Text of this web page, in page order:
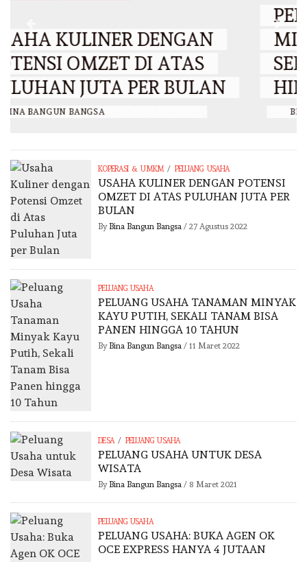
PELUANG USAHA TANAMAN
MINYAK KAYU PUTIH,
SEKALI TANAM BISA PANEN
HINGGA 10 TAHUN
BY BINA BANGUN BANGSA
KOPERASI & UMKM / PELUANG USAHA
USAHA KULINER DENGAN POTENSI
OMZET DI ATAS PULUHAN JUTA PER
BULAN
By Bina Bangun Bangsa/ 27 Agustus 2022
PELUANG USAHA
PELUANG USAHA TANAMAN MINYAK
KAYU PUTIH, SEKALI TANAM BISA
PANEN HINGGA 10 TAHUN
By Bina Bangun Bangsa/ 11 Maret 2022
DESA / PELUANG USAHA
PELUANG USAHA UNTUK DESA
WISATA
By Bina Bangun Bangsa/ 8 Maret 2021
PELUANG USAHA
PELUANG USAHA: BUKA AGEN OK
OCE EXPRESS HANYA 4 JUTAAN